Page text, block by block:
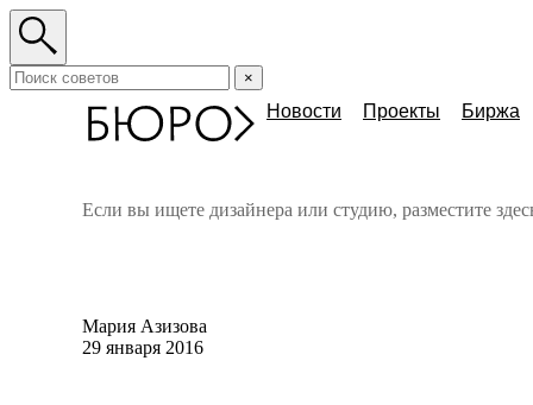
×
Новости Проекты Биржа
Если вы ищете дизайнера или студию, разместите
Мария Азизова
29 января 2016